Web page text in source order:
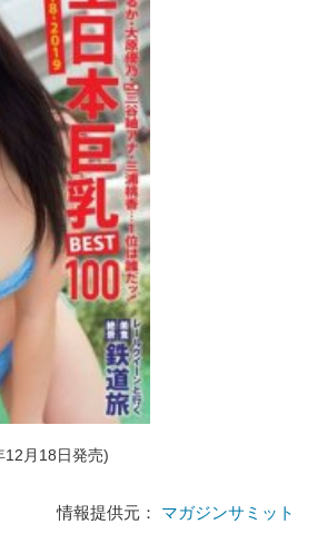
月18日発売)
情報提供元： マガジンサミット